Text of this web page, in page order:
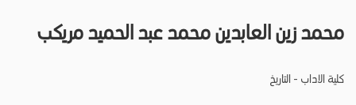
محمد زين العابدين محمد عبد الحميد مريكب
كلية الاداب - التاريخ